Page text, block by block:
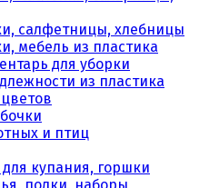
салфетницы, хлебницы
мебель из пластика
для уборки
из пластика
и птиц
купания, горшки